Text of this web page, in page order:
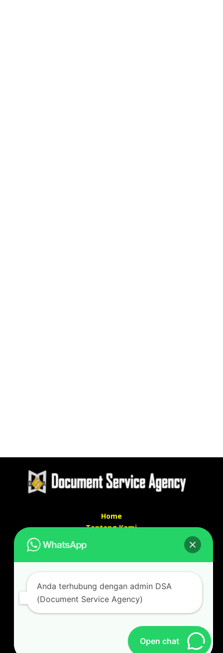
Home
Tentang Kami
Kontak kami
Alamat kantor :
Jl Swadaya Pam No 6 Rt 006 Rw 007 Jatinegara,
Cakung, Jakarta Timur 13930
087887631193 / 021 48671259
documentsserviceagency@gmail.com
Anda terhubung dengan admin DSA
(Document Service Agency)
Open chat